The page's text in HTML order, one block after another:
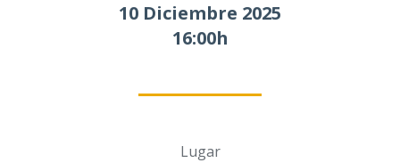
10 Diciembre 2025
16:00h
Lugar